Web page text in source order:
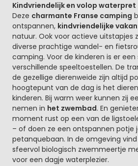
Kindvriendelijk en volop waterpret
Deze charmante Franse camping
ontspannen, kindvriendelijke
natuur. Ook voor actieve uitstapjes
diverse prachtige wandel- en
camping. Voor de kinderen is er
verschillende speeltoestellen. De
de gezellige dierenweide zijn altijd
hoogtepunt van de dag is het
kinderen. Bij warm weer kunnen zij
nemen in het zwembad. En
moment rust op een van de
– of doen ze een ontspannen potje
petanquebaan. In de omgeving
sfeervol biologisch zwemmeertje
voor een dagje waterplezier.